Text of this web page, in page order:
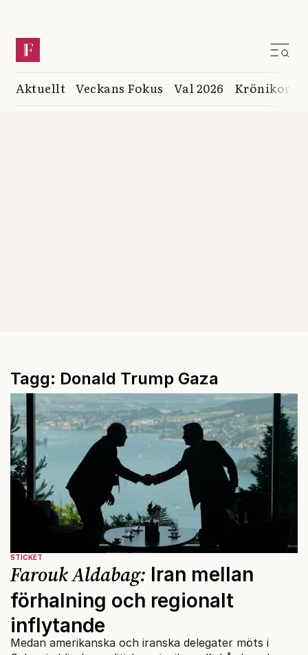
Aktuellt Veckans Fokus Val 2026 Krönikor
Tagg: Donald Trump Gaza
STICKET
Farouk Aldabag: Iran mellan
förhalning och regionalt
inflytande
Medan amerikanska och iranska delegater möts i